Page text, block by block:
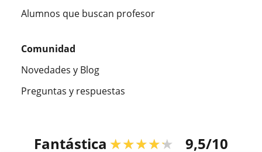
Alumnos que buscan profesor
Comunidad
Novedades y Blog
Preguntas y respuestas
Fantástica ★★★★★ 9,5/10